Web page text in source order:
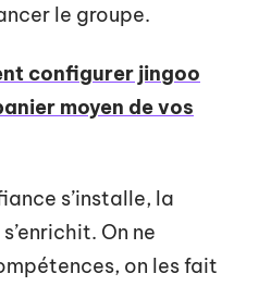
le groupe.
configurer jingoo
moyen de vos
s’installe, la
On ne
on les fait